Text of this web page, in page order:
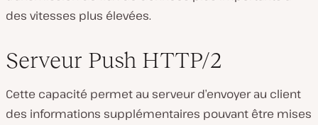
des vitesses plus élevées.
Serveur Push HTTP/2
Cette capacité permet au serveur d’envoyer au client
des informations supplémentaires pouvant être mises